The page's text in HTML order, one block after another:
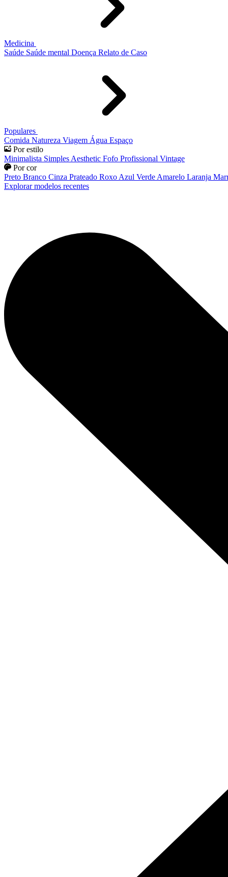
Medicina
Saúde Saúde mental Doença Relato de Caso
Populares
Comida Natureza Viagem Água Espaço
Por estilo
Minimalista Simples Aesthetic Fofo Profissional Vintage
Por cor
Preto Branco Cinza Prateado Roxo Azul Verde Amarelo Laranja
Explorar modelos recentes